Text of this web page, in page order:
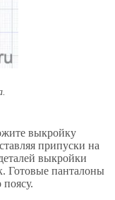
выкройку
припуски на
выкройки
Готовые панталоны